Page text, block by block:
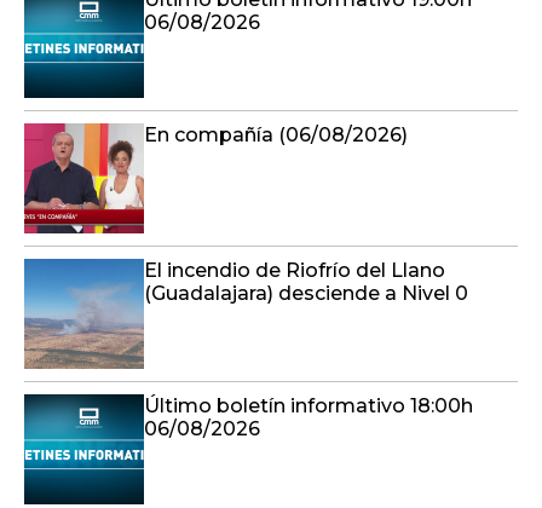
En compañía (06/08/2026)
El incendio de Riofrío del Llano
Último boletín informativo 18:00h
06/08/2026
Detenidas 'in fraganti' cuatro
personas en Talavera cuando iban a